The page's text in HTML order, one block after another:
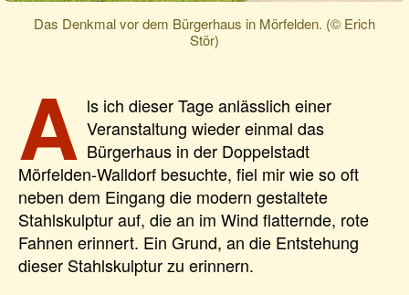
Das Denkmal vor dem Bürgerhaus in Mörfelden. (© Erich
Stör)
A ls ich dieser Tage anlässlich einer
Veranstaltung wieder einmal das
Bürgerhaus in der Doppelstadt
Mörfelden-Walldorf besuchte, fiel mir wie so oft
neben dem Eingang die modern gestaltete
Stahlskulptur auf, die an im Wind flatternde, rote
Fahnen erinnert. Ein Grund, an die Entstehung
dieser Stahlskulptur zu erinnern.